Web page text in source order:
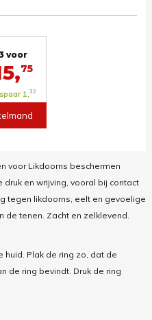
voor
75
1,32
voor Likdoorns beschermen
en wrijving, vooral bij contact
tegen likdoorns, eelt en gevoelige
de tenen. Zacht en zelklevend.
Plak de ring zo, dat de
de ring bevindt. Druk de ring